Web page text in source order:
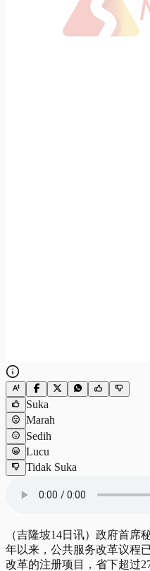
Suka
Marah
Sedih
Lucu
Tidak Suka
（吉隆坡14日讯）政府首席
年以来，公共服务改革议程
改革的注册项目，省下超过